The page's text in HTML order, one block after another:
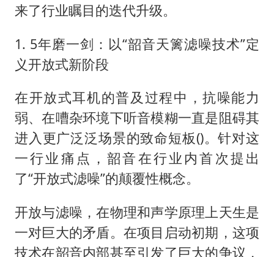
来了行业瞩目的迭代升级。
1. 5年磨一剑：以“韶音天篱滤噪技术”定
义开放式新阶段
在开放式耳机的普及过程中，抗噪能力
弱、在嘈杂环境下听音模糊一直是阻碍其
进入更广泛泛场景的致命短板()。针对这
一行业痛点，韶音在行业内首次提出
了“开放式滤噪”的颠覆性概念。
开放与滤噪，在物理和声学原理上天生是
一对巨大的矛盾。在项目启动初期，这项
技术在韶音内部甚至引发了巨大的争议，